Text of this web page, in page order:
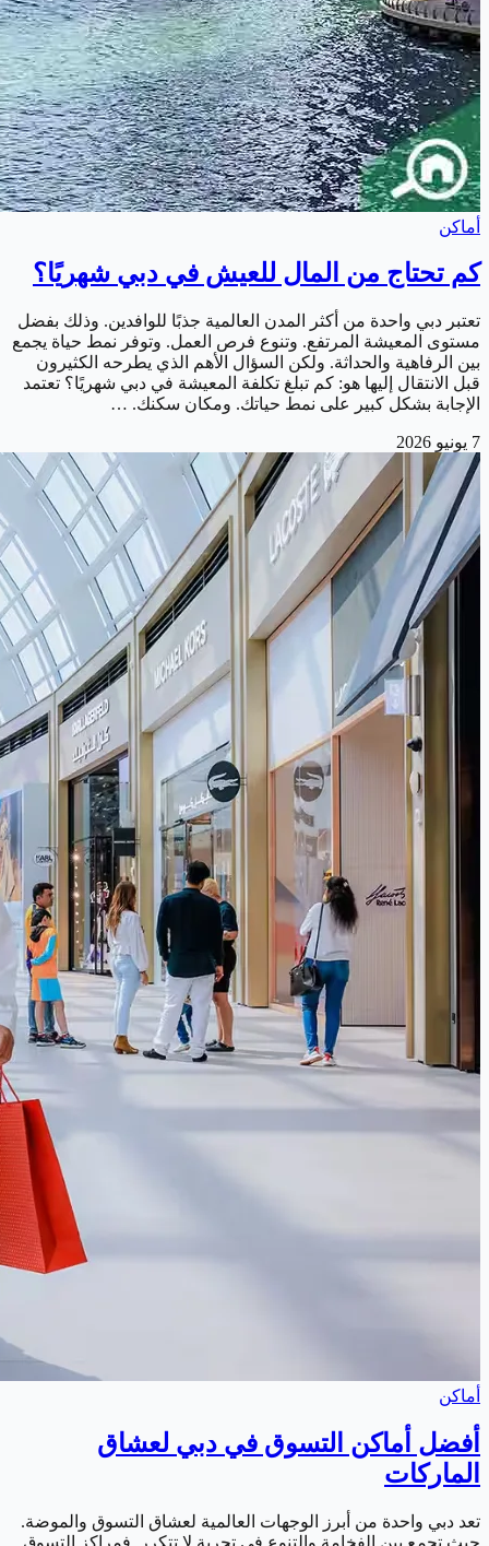
أماكن
كم تحتاج من المال للعيش في دبي شهريًا؟
تعتبر دبي واحدة من أكثر المدن العالمية جذبًا للوافدين. وذلك بفضل
مستوى المعيشة المرتفع. وتنوع فرص العمل. وتوفر نمط حياة يجمع
بين الرفاهية والحداثة. ولكن السؤال الأهم الذي يطرحه الكثيرون
قبل الانتقال إليها هو: كم تبلغ تكلفة المعيشة في دبي شهريًا؟ تعتمد
الإجابة بشكل كبير على نمط حياتك. ومكان سكنك. …
7 يونيو 2026
أماكن
أفضل أماكن التسوق في دبي لعشاق
الماركات
تعد دبي واحدة من أبرز الوجهات العالمية لعشاق التسوق والموضة.